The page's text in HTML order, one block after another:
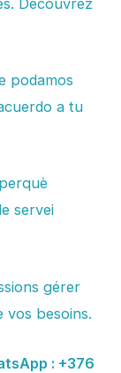
podamos
a tu
servei
gérer
vos besoins.
: +376